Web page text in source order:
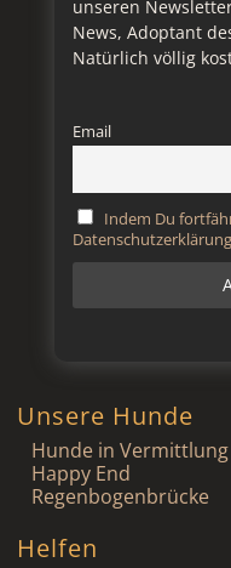
unseren
News, Adoptant
Natürlich völlig
Email
Indem Du
Unsere Hunde
Hunde in Vermittlung
Happy End
Regenbogenbrücke
Helfen